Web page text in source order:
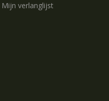
Mijn verlanglijst